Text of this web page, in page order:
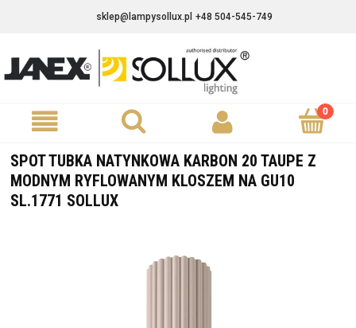
sklep@lampysollux.pl +48 504-545-749
SPOT TUBKA NATYNKOWA KARBON 20 TAUPE Z
MODNYM RYFLOWANYM KLOSZEM NA GU10
SL.1771 SOLLUX